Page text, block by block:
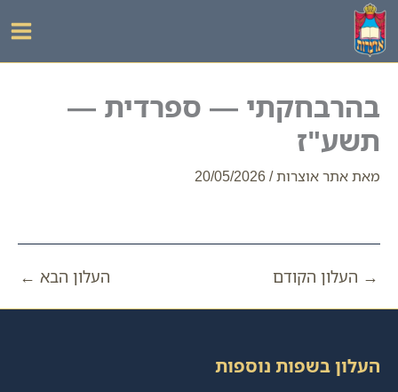
דילוג
לתוכן
בהרבחקתי — ספרדית —
תשע"ז
מאתאתר אוצרות/
20/05/2026
→ העלון הקודם העלון הבא ←
העלון בשפות נוספות